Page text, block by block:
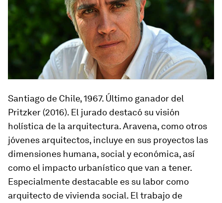
Santiago de Chile, 1967. Último ganador del
Pritzker (2016). El jurado destacó su visión
holística de la arquitectura. Aravena, como otros
jóvenes arquitectos, incluye en sus proyectos las
dimensiones humana, social y económica, así
como el impacto urbanístico que van a tener.
Especialmente destacable es su labor como
arquitecto de vivienda social. El trabajo de